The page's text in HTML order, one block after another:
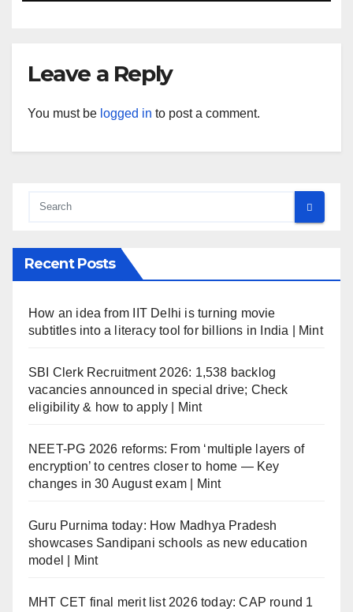
Leave a Reply
You must be logged in to post a comment.
Recent Posts
How an idea from IIT Delhi is turning movie
subtitles into a literacy tool for billions in India | Mint
SBI Clerk Recruitment 2026: 1,538 backlog
vacancies announced in special drive; Check
eligibility & how to apply | Mint
NEET-PG 2026 reforms: From ‘multiple layers of
encryption’ to centres closer to home — Key
changes in 30 August exam | Mint
Guru Purnima today: How Madhya Pradesh
showcases Sandipani schools as new education
model | Mint
MHT CET final merit list 2026 today: CAP round 1